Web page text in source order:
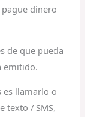
dinero
de que pueda
emitido.
es llamarlo o
texto / SMS,